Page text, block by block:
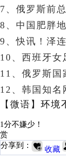
7、俄罗斯前
8、中国肥胖
9、快讯！泽
10、西班牙女
11、俄罗斯国
12、 韩国知名
【微语】 环境
1分不嫌少！
赏
分享到：
收藏